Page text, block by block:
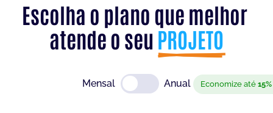
Escolha o plano que melhor
atende o seu PROJETO
Mensal Anual Economize até15%